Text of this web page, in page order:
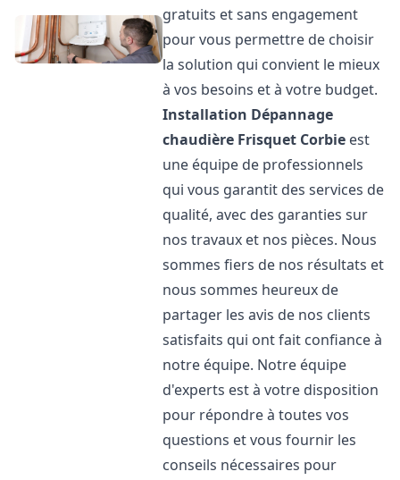
gratuits et sans engagement
pour vous permettre de choisir
la solution qui convient le mieux
à vos besoins et à votre budget.
Installation Dépannage
chaudière Frisquet Corbie est
une équipe de professionnels
qui vous garantit des services de
qualité, avec des garanties sur
nos travaux et nos pièces. Nous
sommes fiers de nos résultats et
nous sommes heureux de
partager les avis de nos clients
satisfaits qui ont fait confiance à
notre équipe. Notre équipe
d'experts est à votre disposition
pour répondre à toutes vos
questions et vous fournir les
conseils nécessaires pour